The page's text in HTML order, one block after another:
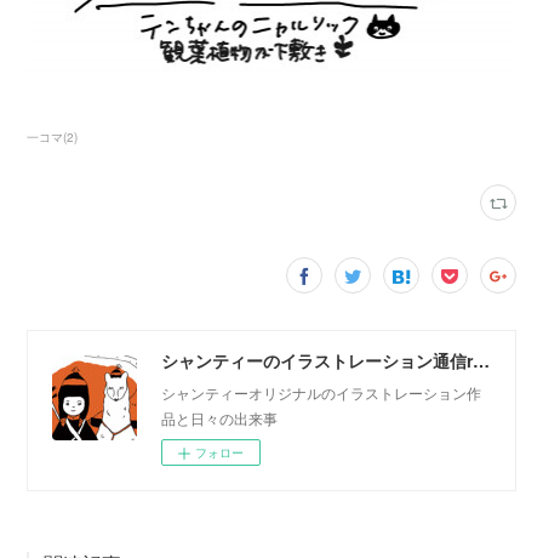
一コマ(2)
シャンティーのイラストレーション通信rararashanty
シャンティーオリジナルのイラストレーション作
品と日々の出来事
フォロー